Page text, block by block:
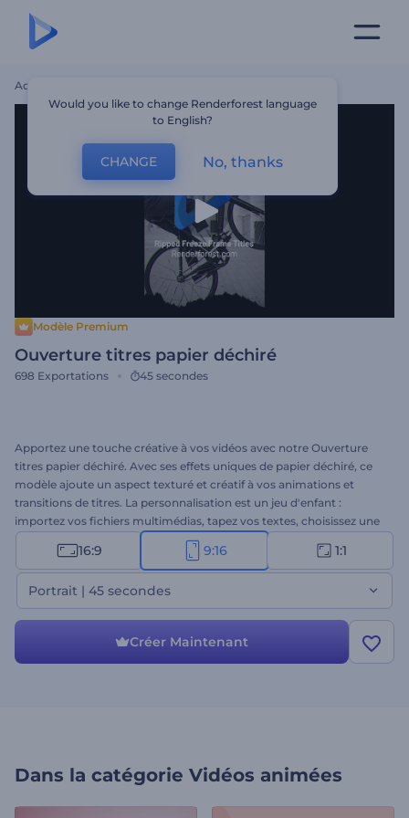
Accueil
Modèle Premium
Ouverture titres papier déchiré
698 Exportations 45 secondes
Apportez une touche créative à vos vidéos avec notre Ouverture
titres papier déchiré. Avec ses effets uniques de papier déchiré, ce
modèle ajoute un aspect texturé et créatif à vos animations et
transitions de titres. La personnalisation est un jeu d'enfant :
importez vos fichiers multimédias, tapez vos textes, choisissez une
musique de fond dans notre bibliothèque musicale ou insérez votre
voix off. C'est un excellent choix pour les projets créatifs, les
ouvertures d'événements, les vidéos promotionnelles, les
messages sur les réseaux sociaux, etc. Commencez dès
maintenant à créer des intros percutantes avec l'Ouverture titres
16:9 9:16 1:1
Portrait | 45 secondes
Créer Maintenant
Dans la catégorie Vidéos animées
Would you like to change Renderforest language
to English?
CHANGE No, thanks